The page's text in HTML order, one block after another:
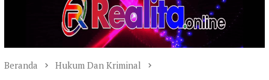
Beranda Hukum Dan Kriminal